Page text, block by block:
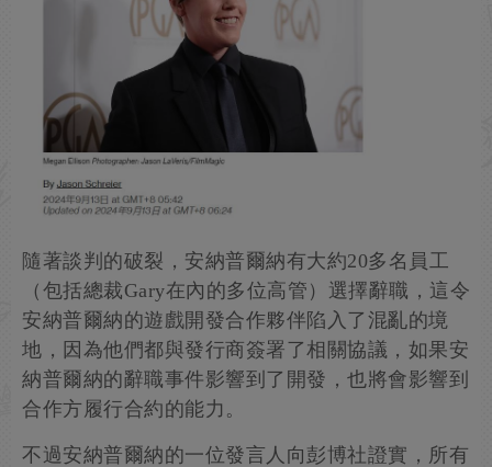
隨著談判的破裂，安納普爾納有大約20多名員工
（包括總裁Gary在內的多位高管）選擇辭職，這令
安納普爾納的遊戲開發合作夥伴陷入了混亂的境
地，因為他們都與發行商簽署了相關協議，如果安
納普爾納的辭職事件影響到了開發，也將會影響到
合作方履行合約的能力。
不過安納普爾納的一位發言人向彭博社證實，所有